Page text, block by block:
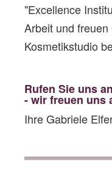
"Excellence
Arbeit und
Kosmetikstudio
Rufen Sie uns
- wir freuen uns
Ihre Gabriele